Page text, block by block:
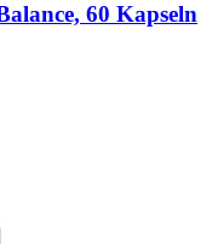
60 Kapseln